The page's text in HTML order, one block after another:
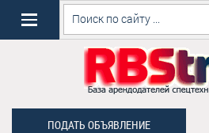
ПОДАТЬ ОБЪЯВЛЕНИЕ